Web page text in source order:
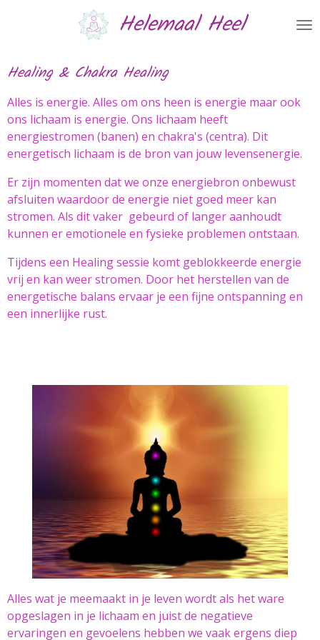
de
hoofdinhoud
Helemaal Heel
Healing & Chakra Healing
Alles is energie. Alles om ons heen is energie maar ook
ons lichaam is energie. Ons lichaam heeft
energiestromen (banen) en chakra's (centra). Dit
energetisch lichaam is de bron van jouw levensenergie.
Er zijn momenten dat we onze energiebron onbewust
afsluiten waardoor de energie niet goed meer kan
stromen. Als dit vaker gebeurd of langer aanhoudt
kunnen er emotionele en fysieke problemen ontstaan.
Tijdens een Healing sessie komt geblokkeerde energie
vrij en kan weer stromen. Door het herstellen van de
energetische balans ervaar je een fijne ontspanning en
een innerlijke rust.
Alles wat je meemaakt in je leven wordt als het ware
opgeslagen in je lichaam en juist de negatieve
ervaringen en gevoelens hebben we vaak ergens diep